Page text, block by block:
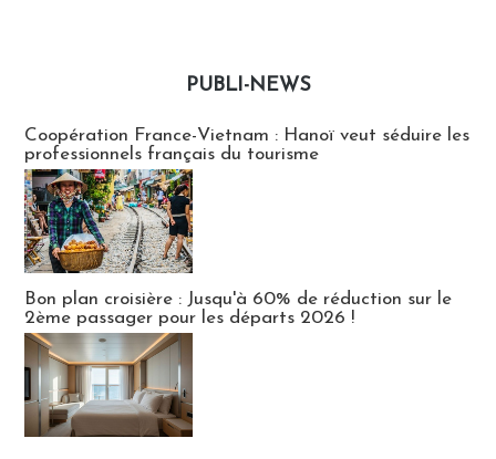
PUBLI-NEWS
Coopération France-Vietnam : Hanoï veut séduire les
professionnels français du tourisme
Bon plan croisière : Jusqu'à 60% de réduction sur le
2ème passager pour les départs 2026 !